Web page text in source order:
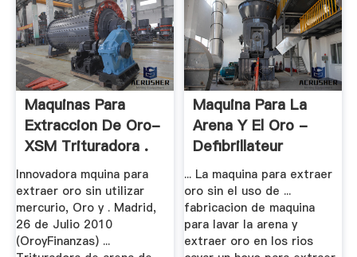
Maquinas Para
Extraccion De Oro-
XSM Trituradora .
Innovadora mquina para
extraer oro sin utilizar
mercurio, Oro y . Madrid,
26 de Julio 2010
(OroyFinanzas) ...
Maquina Para La
Arena Y El Oro -
Defibrillateur
... La maquina para extraer
oro sin el uso de ...
fabricacion de maquina
para lavar la arena y
extraer oro en los rios